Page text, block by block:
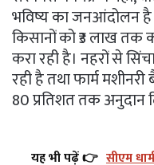
भविष्य का जनआंदोलन
किसानों को ₹3 लाख
करा रही है। नहरों से
रही है तथा फार्म
80 प्रतिशत तक अनुदान
यह भी पढ़ें 👉 सीएम